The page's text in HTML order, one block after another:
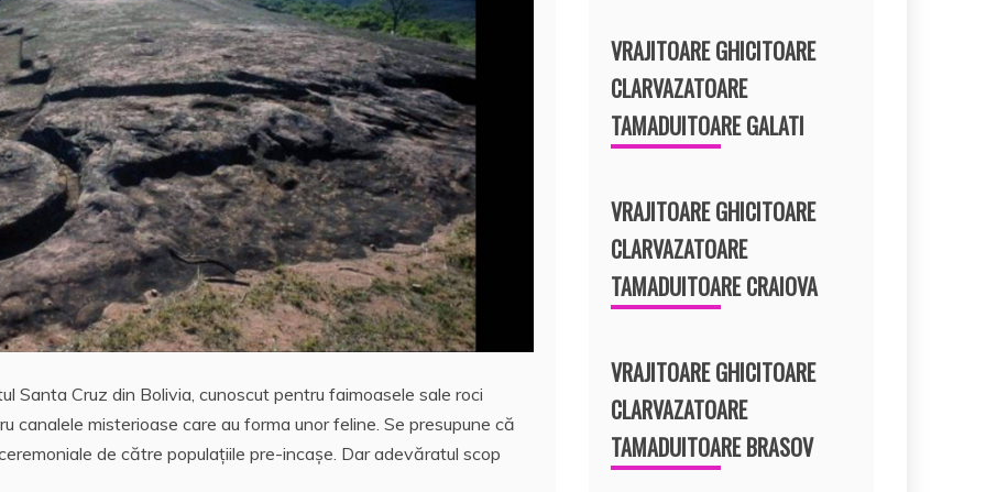
Santa Cruz din Bolivia, cunoscut pentru faimoasele sale roci
canalele misterioase care au forma unor feline. Se presupune că
de către populaţiile pre-incaşe. Dar adevăratul scop
VRAJITOARE GHICITOARE
CLARVAZATOARE
TAMADUITOARE GALATI
VRAJITOARE GHICITOARE
CLARVAZATOARE
TAMADUITOARE CRAIOVA
VRAJITOARE GHICITOARE
CLARVAZATOARE
TAMADUITOARE BRASOV